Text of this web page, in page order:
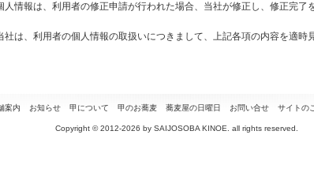
人情報は、利用者の修正申請が行われた場合、当社が修正し、修正完了
社は、利用者の個人情報の取扱いにつきまして、上記各項の内容を適時
案内 お知らせ 甲について 甲のお蕎麦 蕎麦屋の日曜日 お問い合せ サイトの
Copyright © 2012-2026 by SAIJOSOBA KINOE. all rights reserved.